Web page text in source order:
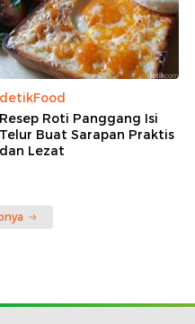
detikFood
Resep Roti Panggang Isi
Telur Buat Sarapan Praktis
dan Lezat